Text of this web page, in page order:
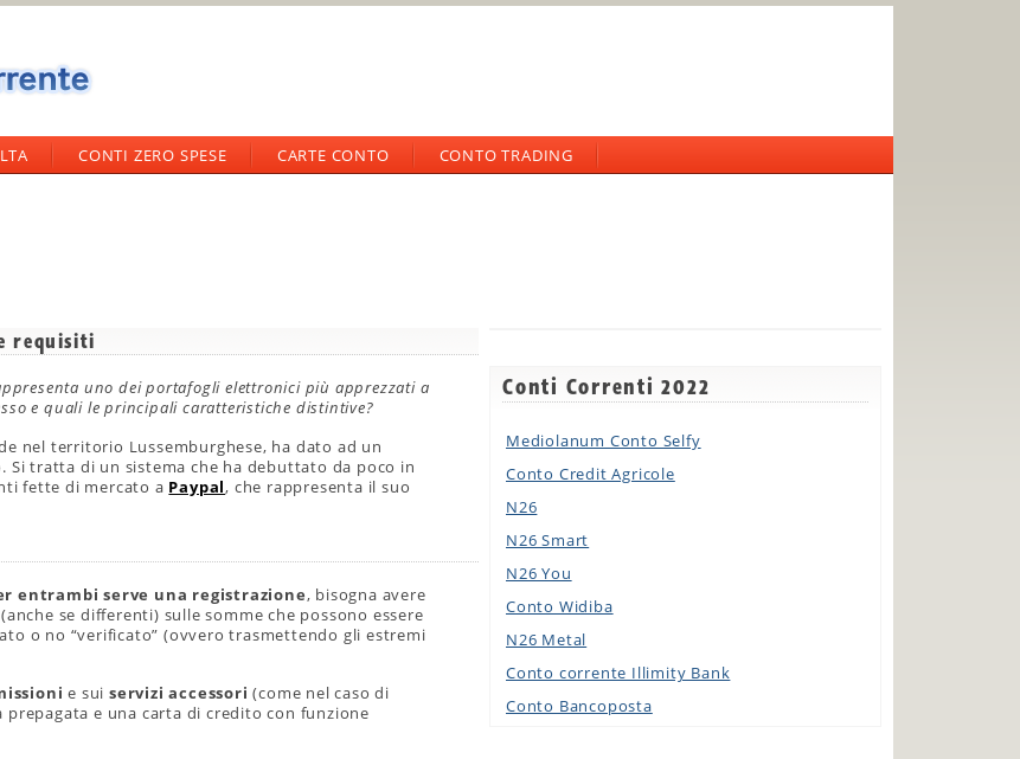
CONTI ZERO SPESE CARTE CONTO CONTO TRADING
requisiti
uno dei portafogli elettronici più apprezzati a
e quali le principali caratteristiche distintive?
nel territorio Lussemburghese, ha dato ad un
tratta di un sistema che ha debuttato da poco in
fette di mercato a Paypal, che rappresenta il suo
entrambi serve una registrazione, bisogna avere
se differenti) sulle somme che possono essere
o no “verificato” (ovvero trasmettendo gli estremi
e suiservizi accessori (come nel caso di
e una carta di credito con funzione
Conti Correnti 2022
Mediolanum Conto Selfy
Conto Credit Agricole
N26
N26 Smart
N26 You
Conto Widiba
N26 Metal
Conto corrente Illimity Bank
Conto Bancoposta